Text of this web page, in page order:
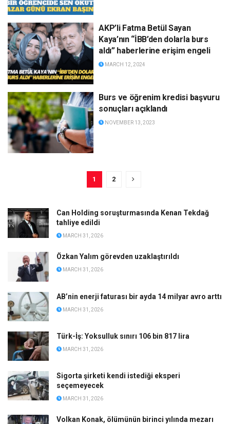
AKP’li Fatma Betül Sayan
Kaya’nın “İBB’den dolarla burs
aldı” haberlerine erişim engeli
MARCH 12, 2024
Burs ve öğrenim kredisi başvuru
sonuçları açıklandı
NOVEMBER 13, 2023
1 2
Can Holding soruşturmasında Kenan Tekdağ
tahliye edildi
MARCH 31, 2026
Özkan Yalım görevden uzaklaştırıldı
MARCH 31, 2026
AB’nin enerji faturası bir ayda 14 milyar avro arttı
MARCH 31, 2026
Türk-İş: Yoksulluk sınırı 106 bin 817 lira
MARCH 31, 2026
Sigorta şirketi kendi istediği eksperi
seçemeyecek
MARCH 31, 2026
Volkan Konak, ölümünün birinci yılında mezarı